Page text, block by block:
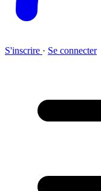
S'inscrire · Se connecter